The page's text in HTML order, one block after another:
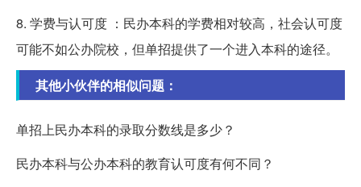
8. 学费与认可度 ：民办本科的学费相对较高，社会认可度
可能不如公办院校，但单招提供了一个进入本科的途径。
其他小伙伴的相似问题：
单招上民办本科的录取分数线是多少？
民办本科与公办本科的教育认可度有何不同？